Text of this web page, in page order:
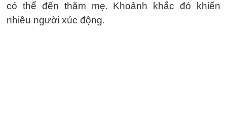
có thể đến thăm mẹ. Khoảnh khắc đó khiến
nhiều người xúc động.